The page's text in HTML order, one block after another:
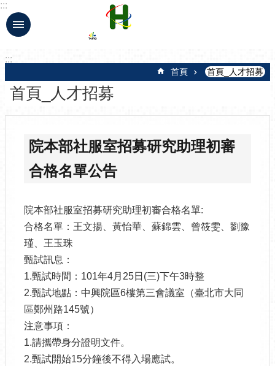
跳到主要內容區塊
:::
:::
首頁 首頁_人才招募
首頁_人才招募
院本部社服室招募研究助理初審
合格名單公告
院本部社服室招募研究助理初審合格名單:
合格名單：王文揚、黃怡華、蘇錦雲、曾筱雯、劉豫
瑾、王玉珠
甄試訊息：
1.甄試時間：101年4月25日(三)下午3時整
2.甄試地點：中興院區6樓第三會議室（臺北市大同
區鄭州路145號）
注意事項：
1.請攜帶身分證明文件。
2.甄試開始15分鐘後不得入場應試。